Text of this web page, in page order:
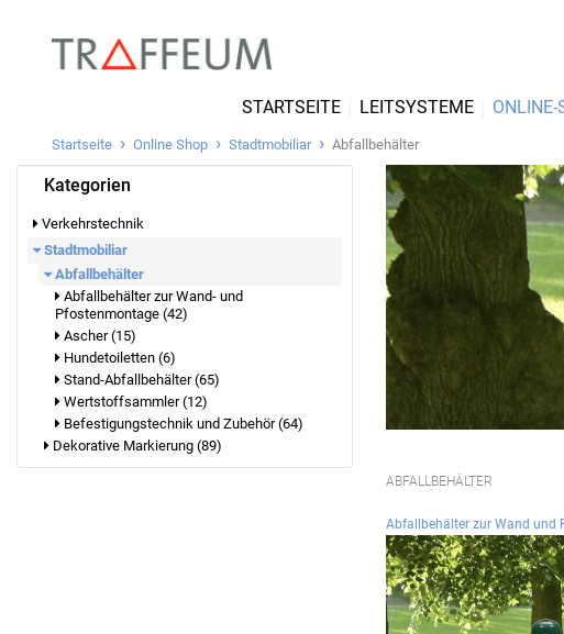
STARTSEITE LEITSYSTEME ONLINE-
Startseite Online Shop Stadtmobiliar Abfallbehälter
Kategorien
Verkehrstechnik
Stadtmobiliar
Abfallbehälter
Abfallbehälter zur Wand- und
Pfostenmontage (42)
Ascher (15)
Hundetoiletten (6)
Stand-Abfallbehälter (65)
Wertstoffsammler (12)
Befestigungstechnik und Zubehör (64)
Dekorative Markierung (89)
ABFALLBEHÄLTER
Abfallbehälter zur Wand und